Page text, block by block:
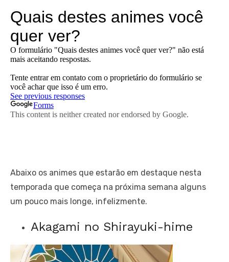
Abaixo os animes que estarão em destaque nesta
temporada que começa na próxima semana alguns
um pouco mais longe, infelizmente.
Akagami no Shirayuki-hime